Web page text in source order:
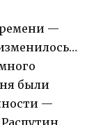
—
были
—